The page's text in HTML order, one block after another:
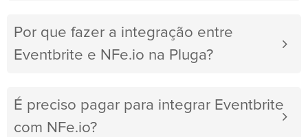
Por que fazer a integração entre
Eventbrite e NFe.io na Pluga?
É preciso pagar para integrar Eventbrite
com NFe.io?